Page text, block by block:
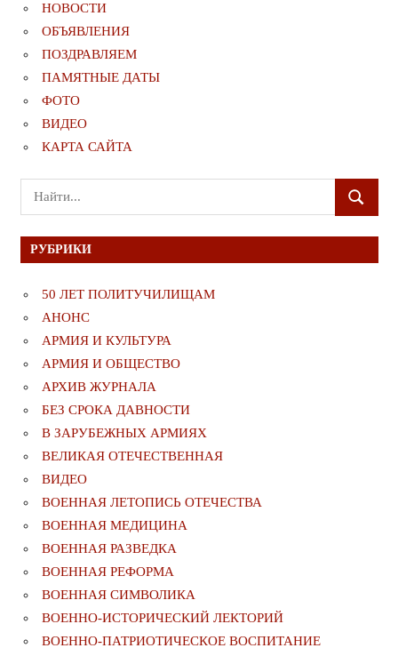
НОВОСТИ
ОБЪЯВЛЕНИЯ
ПОЗДРАВЛЯЕМ
ПАМЯТНЫЕ ДАТЫ
ФОТО
ВИДЕО
КАРТА САЙТА
Поиск
для:
ПОИСК
РУБРИКИ
50 ЛЕТ ПОЛИТУЧИЛИЩАМ
АНОНС
АРМИЯ И КУЛЬТУРА
АРМИЯ И ОБЩЕСТВО
АРХИВ ЖУРНАЛА
БЕЗ СРОКА ДАВНОСТИ
В ЗАРУБЕЖНЫХ АРМИЯХ
ВЕЛИКАЯ ОТЕЧЕСТВЕННАЯ
ВИДЕО
ВОЕННАЯ ЛЕТОПИСЬ ОТЕЧЕСТВА
ВОЕННАЯ МЕДИЦИНА
ВОЕННАЯ РАЗВЕДКА
ВОЕННАЯ РЕФОРМА
ВОЕННАЯ СИМВОЛИКА
ВОЕННО-ИСТОРИЧЕСКИЙ ЛЕКТОРИЙ
ВОЕННО-ПАТРИОТИЧЕСКОЕ ВОСПИТАНИЕ